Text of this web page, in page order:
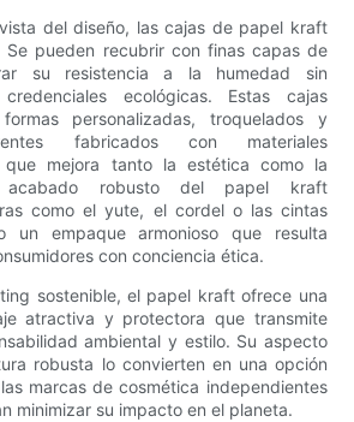
del diseño, las cajas de papel kraft
Se pueden recubrir con finas capas de
su resistencia a la humedad sin
ecológicas. Estas cajas
personalizadas, troquelados y
fabricados con materiales
que mejora tanto la estética como la
acabado robusto del papel kraft
como el yute, el cordel o las cintas
un empaque armonioso que resulta
con conciencia ética.
sostenible, el papel kraft ofrece una
atractiva y protectora que transmite
ambiental y estilo. Su aspecto
robusta lo convierten en una opción
marcas de cosmética independientes
minimizar su impacto en el planeta.